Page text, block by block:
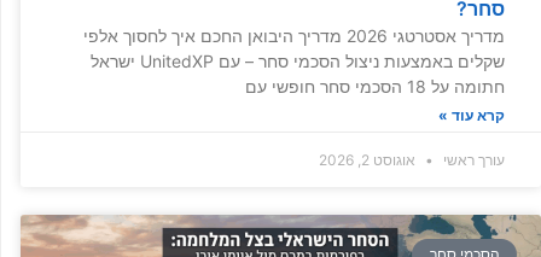
סחר?
מדריך אסטרטגי 2026 מדריך היבואן החכם איך לחסוך אלפי
שקלים באמצעות ניצול הסכמי סחר – עם UnitedXP ישראל
חתומה על 18 הסכמי סחר חופשי עם
קרא עוד »
עורך ראשי אוגוסט 2, 2026